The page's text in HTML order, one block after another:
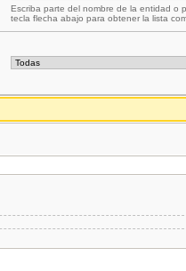
Escriba parte del nombre de la entidad o
tecla flecha abajo para obtener la lista